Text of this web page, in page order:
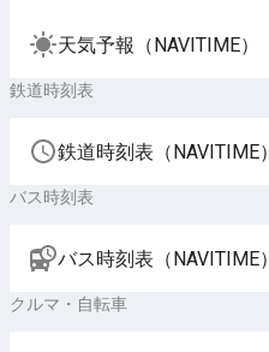
天気予報（NAVITIME）
鉄道時刻表
鉄道時刻表（NAVITIME）
バス時刻表
バス時刻表（NAVITIME）
クルマ・自転車